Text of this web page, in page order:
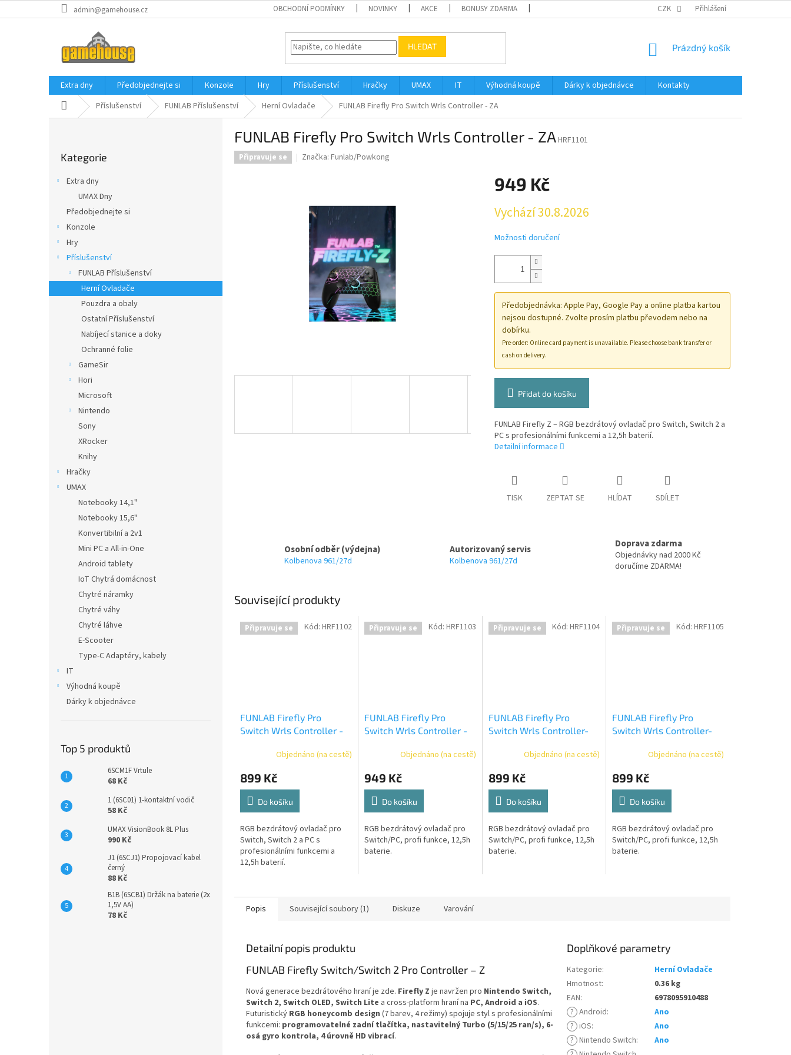
na
admin@gamehouse.cz OBCHODNÍ PODMÍNKY NOVINKY AKCE BONUSY ZDARMA PODMÍNKY OCHRANY OSOBNÍCH ÚDAJŮ
CZK Přihlášení
HLEDAT
NÁKUPNÍ
Prázdný košík
Extra dny Předobjednejte si Konzole Hry Příslušenství Hračky UMAX IT Výhodná koupě Dárky k objednávce
Kontakty
Domů Příslušenství FUNLAB Příslušenství Herní Ovladače FUNLAB Firefly Pro Switch Wrls Controller - ZA
e
l
kategorie
Kategorie
Extra dny
UMAX Dny
Předobjednejte si
Konzole
Hry
Příslušenství
FUNLAB Příslušenství
Herní Ovladače
Pouzdra a obaly
Ostatní Příslušenství
Nabíjecí stanice a doky
Ochranné folie
GameSir
Hori
Microsoft
Nintendo
Sony
XRocker
Knihy
Hračky
UMAX
Notebooky 14,1"
Notebooky 15,6"
Konvertibilní a 2v1
Mini PC a All-in-One
Android tablety
IoT Chytrá domácnost
Chytré náramky
Chytré váhy
Chytré láhve
E-Scooter
Type-C Adaptéry, kabely
IT
Výhodná koupě
Dárky k objednávce
Top 5 produktů
6SCM1F Vrtule
68 Kč
1 (6SC01) 1-kontaktní vodič
58 Kč
UMAX VisionBook 8L Plus
990 Kč
J1 (6SCJ1) Propojovací kabel
černý
88 Kč
B1B (6SCB1) Držák na baterie (2x
1,5V AA)
78 Kč
FUNLAB Firefly Pro Switch Wrls Controller - ZAHRF1101
Připravuje se Značka: Funlab/Powkong
949 Kč
cena:
Vychází 30.8.2026
Možnosti doručení
Předobjednávka: Apple Pay, Google Pay a online platba kartou
nejsou dostupné. Zvolte prosím platbu převodem nebo na
dobírku.
Pre-order: Online card payment is unavailable. Please choose bank transfer or
cash on delivery.
Přidat do košíku
FUNLAB Firefly Z – RGB bezdrátový ovladač pro Switch, Switch 2 a
PC s profesionálními funkcemi a 12,5h baterií.
Detailní informace
TISK ZEPTAT SE HLÍDAT SDÍLET
Osobní odběr (výdejna)
Kolbenova 961/27d
Autorizovaný servis
Kolbenova 961/27d
Doprava zdarma
Objednávky nad 2000 Kč
doručíme ZDARMA!
Související produkty
Připravuje se
FUNLAB Firefly Pro
Switch Wrls Controller -
Objednáno (na cestě)
899 Kč
Do košíku
RGB bezdrátový ovladač pro
Switch, Switch 2 a PC s
profesionálními funkcemi a
12,5h baterií.
Kód: HRF1102 Připravuje se
FUNLAB Firefly Pro
Switch Wrls Controller -
Objednáno (na cestě)
949 Kč
Do košíku
RGB bezdrátový ovladač pro
Switch/PC, profi funkce, 12,5h
baterie.
Kód: HRF1103 Připravuje se
FUNLAB Firefly Pro
Switch Wrls Controller-
Objednáno (na cestě)
899 Kč
Do košíku
RGB bezdrátový ovladač pro
Switch/PC, profi funkce, 12,5h
baterie.
Kód:HRF1104 Připravuje se
FUNLAB Firefly Pro
Switch Wrls Controller-
Objednáno (na cestě)
899 Kč
Do košíku
RGB bezdrátový ovladač pro
Switch/PC, profi funkce, 12,5h
baterie.
Kód: HRF1105
Popis Související soubory (1) Diskuze Varování
Detailní popis produktu
FUNLAB Firefly Switch/Switch 2 Pro Controller – Z
Nová generace bezdrátového hraní je zde. Firefly Z je navržen pro Nintendo Switch,
Switch 2, Switch OLED, Switch Lite a cross-platform hraní na PC, Android a iOS.
Futuristický RGB honeycomb design (7 barev, 4 režimy) spojuje styl s profesionálními
funkcemi: programovatelné zadní tlačítka, nastavitelný Turbo (5/15/25 ran/s), 6-
osá gyro kontrola, 4 úrovně HD vibrací.
Doplňkové parametry
Kategorie:
Herní Ovladače
Hmotnost:
0.36 kg
EAN:
6978095910488
? Android:
Ano
? iOS:
Ano
? Nintendo Switch:
Ano